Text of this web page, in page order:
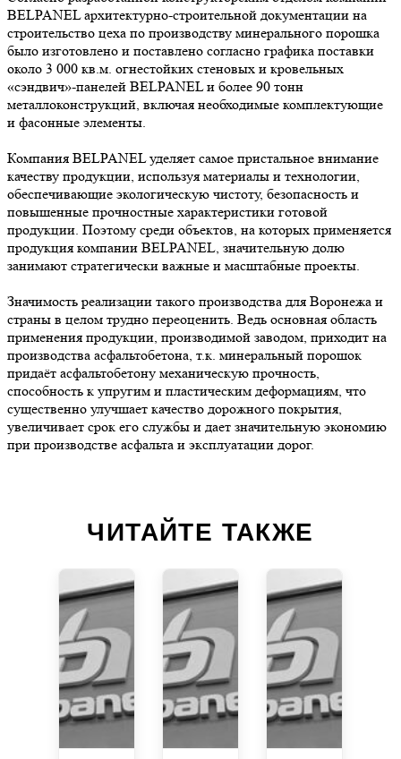
BELPANEL архитектурно-строительной документации на
строительство цеха по производству минерального порошка
было изготовлено и поставлено согласно графика поставки
около 3 000 кв.м. огнестойких стеновых и кровельных
«сэндвич»-панелей BELPANEL и более 90 тонн
металлоконструкций, включая необходимые комплектующие
и фасонные элементы.
Компания BELPANEL уделяет самое пристальное внимание
качеству продукции, используя материалы и технологии,
обеспечивающие экологическую чистоту, безопасность и
повышенные прочностные характеристики готовой
продукции. Поэтому среди объектов, на которых применяется
продукция компании BELPANEL, значительную долю
занимают стратегически важные и масштабные проекты.
Значимость реализации такого производства для Воронежа и
страны в целом трудно переоценить. Ведь основная область
применения продукции, производимой заводом, приходит на
производства асфальтобетона, т.к. минеральный порошок
придаёт асфальтобетону механическую прочность,
способность к упругим и пластическим деформациям, что
существенно улучшает качество дорожного покрытия,
увеличивает срок его службы и дает значительную экономию
при производстве асфальта и эксплуатации дорог.
ЧИТАЙТЕ ТАКЖЕ